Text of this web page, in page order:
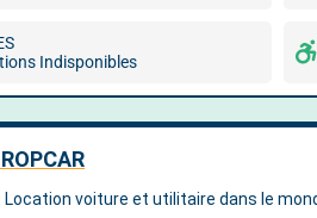
Indisponibles